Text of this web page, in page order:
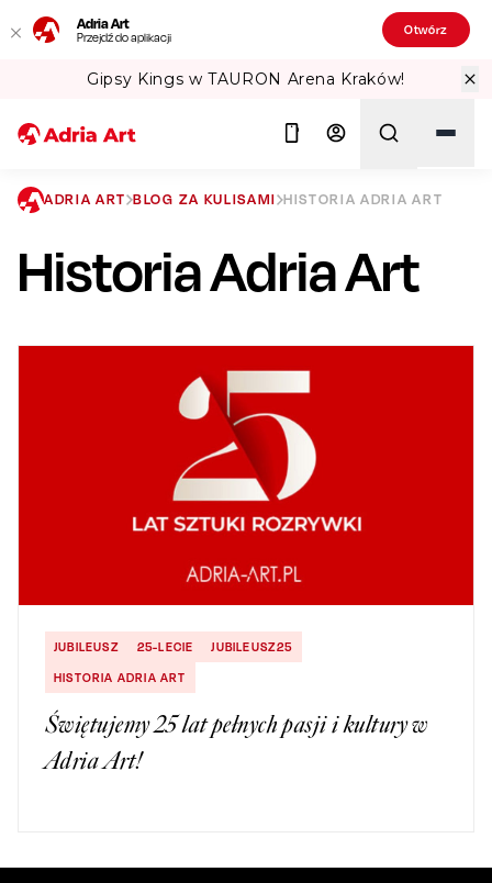
Adria Art
Przejdź do aplikacji Otwórz
Kraków! Sprawdź Teatralne Lato
Szukaj
ADRIA ART BLOG ZA KULISAMI HISTORIA ADRIA ART
Historia Adria Art
JUBILEUSZ 25-LECIE
JUBILEUSZ25
HISTORIA ADRIA ART
Świętujemy 25 lat pełnych pasji i kultury w
Adria Art!